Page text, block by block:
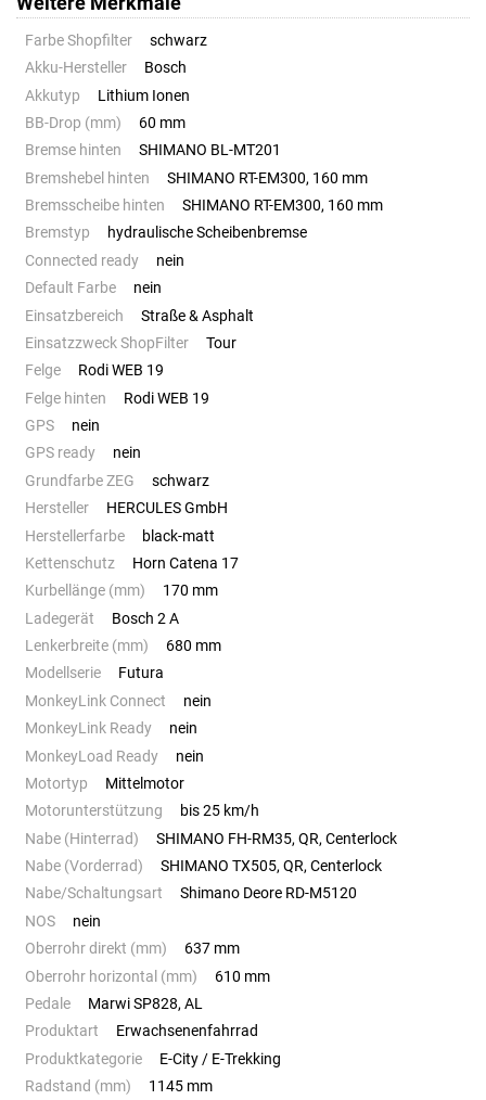
Farbe Shopfilter
schwarz
Akku-Hersteller
Bosch
Akkutyp
Lithium Ionen
BB-Drop (mm)
60 mm
Bremse hinten
SHIMANO BL-MT201
Bremshebel hinten
SHIMANO RT-EM300, 160 mm
Bremsscheibe hinten
SHIMANO RT-EM300, 160 mm
Bremstyp
hydraulische Scheibenbremse
Connected ready
nein
Default Farbe
nein
Einsatzbereich
Straße & Asphalt
Einsatzzweck ShopFilter
Tour
Felge
Rodi WEB 19
Felge hinten
Rodi WEB 19
GPS
nein
GPS ready
nein
Grundfarbe ZEG
schwarz
Hersteller
HERCULES GmbH
Herstellerfarbe
black-matt
Kettenschutz
Horn Catena 17
Kurbellänge (mm)
170 mm
Ladegerät
Bosch 2 A
Lenkerbreite (mm)
680 mm
Modellserie
Futura
MonkeyLink Connect
nein
MonkeyLink Ready
nein
MonkeyLoad Ready
nein
Motortyp
Mittelmotor
Motorunterstützung
bis 25 km/h
Nabe (Hinterrad)
SHIMANO FH-RM35, QR, Centerlock
Nabe (Vorderrad)
SHIMANO TX505, QR, Centerlock
Nabe/Schaltungsart
Shimano Deore RD-M5120
NOS
nein
Oberrohr direkt (mm)
637 mm
Oberrohr horizontal (mm)
610 mm
Pedale
Marwi SP828, AL
Produktart
Erwachsenenfahrrad
Produktkategorie
E-City / E-Trekking
Radstand (mm)
1145 mm